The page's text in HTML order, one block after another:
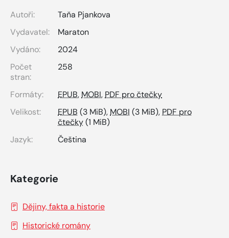
Autoři:
Taňa Pjankova
Vydavatel:
Maraton
Vydáno:
2024
Počet
stran:
258
Formáty: EPUB, MOBI, PDF pro čtečky
Velikost:
EPUB (3 MiB), MOBI (3 MiB), PDF pro
čtečky(1 MiB)
Jazyk:
Čeština
Kategorie
Dějiny, fakta a historie
Historické romány